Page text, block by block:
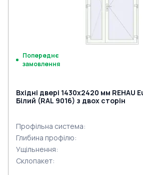
Попереднє
замовлення
Вхідні двері 1430x2420 мм REHAU
Білий (RAL 9016) з двох сторін
Профільна система:
Глибина профілю:
Ущільнення:
Склопакет: